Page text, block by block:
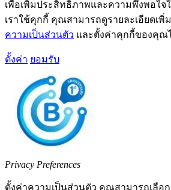
เพื่อเพิ่มประสิทธิภาพและความพึงพอใจ
เราใช้คุกกี้ คุณสามารถดูรายละเอียดเพิ่
ความเป็นส่วนตัว และตั้งค่าคุกกี้ของคุณ
ตั้งค่า ยอมรับ
Privacy Preferences
ตั้งค่าความเป็นส่วนตัว คุณสามารถเลือ